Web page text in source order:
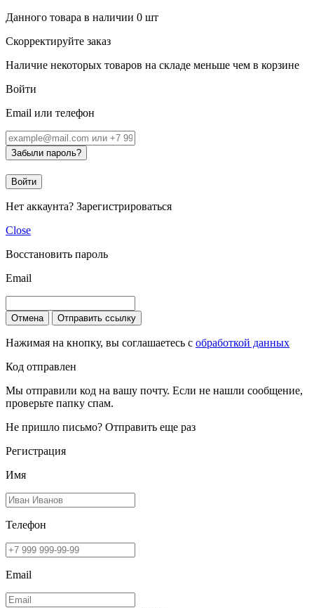
Данного товара в наличии 0 шт
Скорректируйте заказ
Наличие некоторых товаров на складе меньше чем в корзине
Войти
Email или телефон
Забыли пароль?
Войти
Нет аккаунта? Зарегистрироваться
Close
Восстановить пароль
Email
Отмена Отправить ссылку
Нажимая на кнопку, вы соглашаетесь с обработкой данных
Код отправлен
Мы отправили код на вашу почту. Если не нашли сообщение,
проверьте папку спам.
Не пришло письмо? Отправить еще раз
Регистрация
Имя
Телефон
Email